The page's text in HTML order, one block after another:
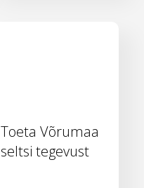
Toeta Võrumaa
seltsi tegevust